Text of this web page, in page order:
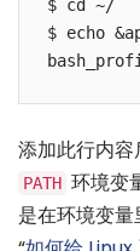
$ cd ~/
$ echo
添加此行内
PATH 环境变
是在环境变